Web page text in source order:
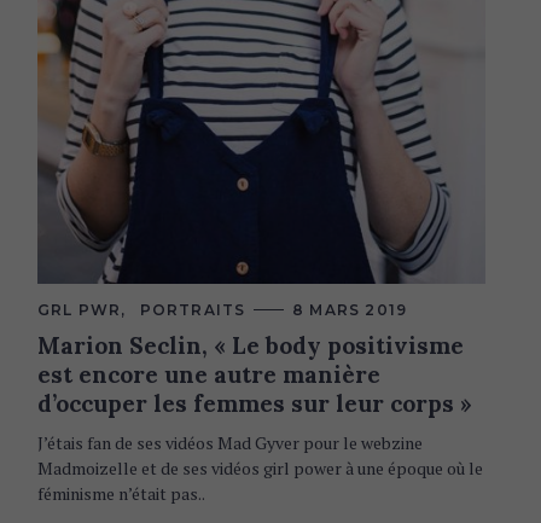
C
T
E
G
O
R
E
S
GRL PWR PORTRAITS 8 MARS 2019
Marion Seclin, « Le body positivisme
est encore une autre manière
d’occuper les femmes sur leur corps »
J’étais fan de ses vidéos Mad Gyver pour le webzine
Madmoizelle et de ses vidéos girl power à une époque où le
féminisme n’était pas..